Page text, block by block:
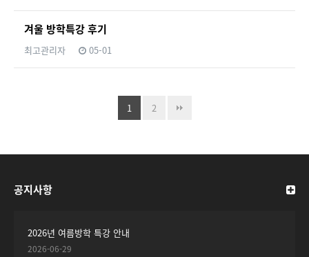
겨울 방학특강 후기
최고관리자 05-01
1 2
공지사항
2026년 여름방학 특강 안내
2026-06-29